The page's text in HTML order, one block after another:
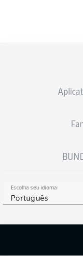
Escolha seu idioma
Português